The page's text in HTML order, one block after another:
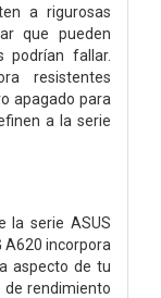
a rigurosas
que pueden
podrían fallar.
resistentes
apagado para
a la serie
la serie ASUS
A620 incorpora
aspecto de tu
rendimiento